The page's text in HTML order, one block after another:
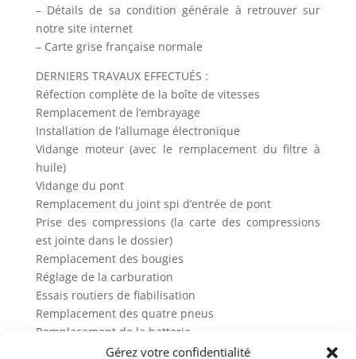
Gérez votre confidentialité
– Détails de sa condition générale à retrouver sur
notre site internet
– Carte grise française normale
DERNIERS TRAVAUX EFFECTUÉS :
Réfection complète de la boîte de vitesses
Remplacement de l’embrayage
Installation de l’allumage électronique
Vidange moteur (avec le remplacement du filtre à
huile)
Vidange du pont
Remplacement du joint spi d’entrée de pont
Prise des compressions (la carte des compressions
est jointe dans le dossier)
Remplacement des bougies
Réglage de la carburation
Essais routiers de fiabilisation
Remplacement des quatre pneus
Remplacement de la batterie